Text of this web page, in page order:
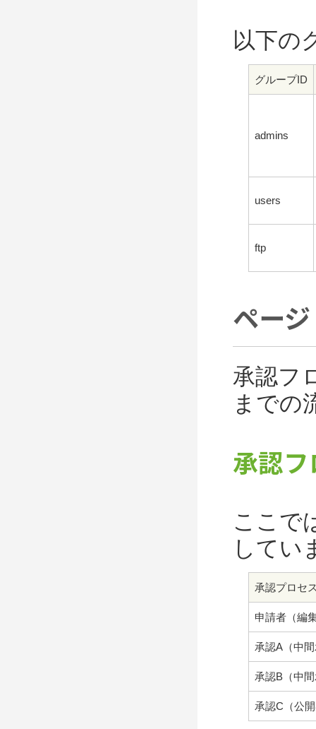
以下の
グループID
admins
users
ftp
ペー
承認フ
までの
承認
ここで
してい
承認プロセ
申請者（編
承認A（中
承認B（中
承認C（公